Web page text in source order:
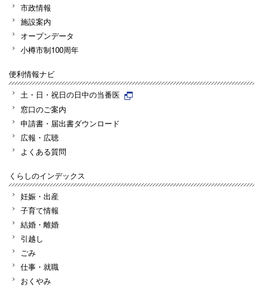
市政情報
施設案内
オープンデータ
小樽市制100周年
便利情報ナビ
土・日・祝日の日中の当番医
窓口のご案内
申請書・届出書ダウンロード
広報・広聴
よくある質問
くらしのインデックス
妊娠・出産
子育て情報
結婚・離婚
引越し
ごみ
仕事・就職
おくやみ